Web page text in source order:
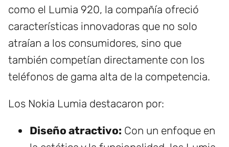
como el Lumia 920, la compañía ofreció
características innovadoras que no solo
atraían a los consumidores, sino que
también competían directamente con los
teléfonos de gama alta de la competencia.
Los Nokia Lumia destacaron por:
Diseño atractivo: Con un enfoque en